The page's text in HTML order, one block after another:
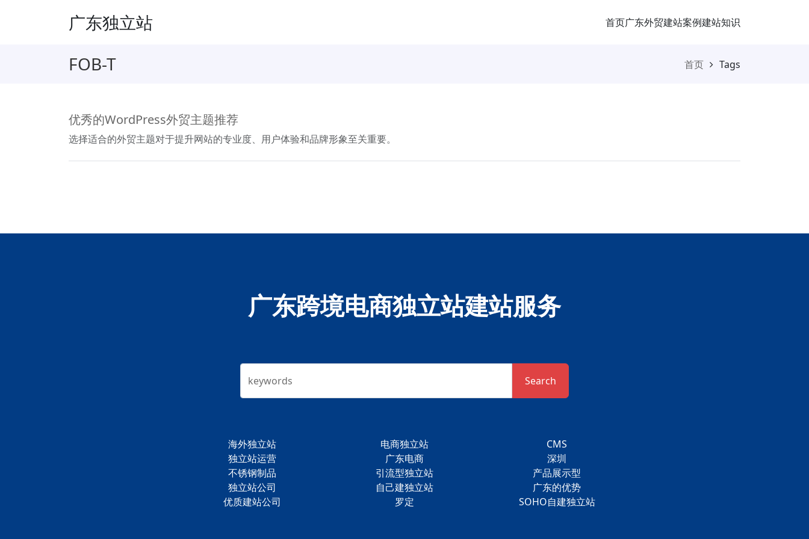
广东独立站 首页广东外贸建站案例建站知识
FOB-T 首页 Tags
优秀的WordPress外贸主题推荐
选择适合的外贸主题对于提升网站的专业度、用户体验和品牌形象至关重要。
广东跨境电商独立站建站服务
keywords Search
海外独立站 电商独立站
CMS
独立站运营
广东电商
深圳
不锈钢制品
引流型独立站
产品展示型
独立站公司
自己建独立站
广东的优势
优质建站公司
罗定 SOHO自建独立站